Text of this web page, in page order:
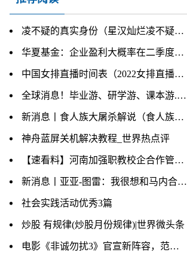
凌不疑的真实身份（星汉灿烂凌不疑为什么这么猖狂）
华夏基金：企业盈利大概率在二季度见底 每日简讯
中国女排直播时间表（2022女排直播时间表完整版）
全球消息！毕业游、研学游、课本游......暑期游新玩法折射消费新趋势
新消息丨食人族大屠杀解说（食人族大屠杀）
神舟蓝屏关机解决教程_世界热点评
【速看料】河南加强职教校企合作管理，禁止将学生全程委托给企业培养
新消息丨亚亚-图雷：我很想和马内合作，曾要求曼城高层签他但未能实现
社会实践活动优秀3篇
炒股 有规律(炒股月份规律)|世界微头条
电影《非诚勿扰3》官宣新阵容，范伟回归，虞书欣加盟